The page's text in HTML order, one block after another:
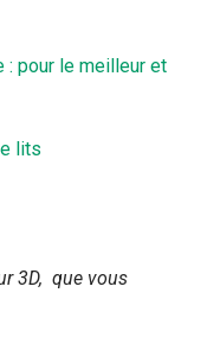
: pour le meilleur et
lits
3D, que vous